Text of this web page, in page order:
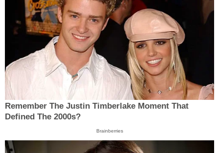
Remember The Justin Timberlake Moment That
Defined The 2000s?
Brainberries